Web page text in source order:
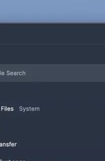
διαχειριστή για τα
να ευθυγραμμίσετε
Για παράδειγμα,
το τρέχον
οθόνης σας και ένα άλλο
συνιστώ ανεπιφύλακτα να
επεκτάσεις τρίτων
χρησιμοποιώ την
εικόνες έχουν
να τις αποπροσαρτήσω.